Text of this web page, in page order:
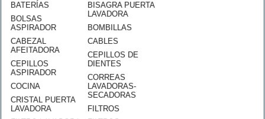
BATERÍAS
BOLSAS
ASPIRADOR
CABEZAL
AFEITADORA
CEPILLOS
ASPIRADOR
COCINA
CRISTAL PUERTA
LAVADORA
BISAGRA PUERTA
LAVADORA
BOMBILLAS
CABLES
CEPILLOS DE
DIENTES
CORREAS
LAVADORAS-
SECADORAS
FILTROS